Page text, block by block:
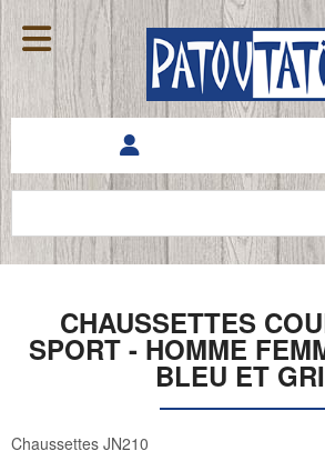
CHAUSSETTES
SPORT - HOMME
BLEU ET
Chaussettes JN210